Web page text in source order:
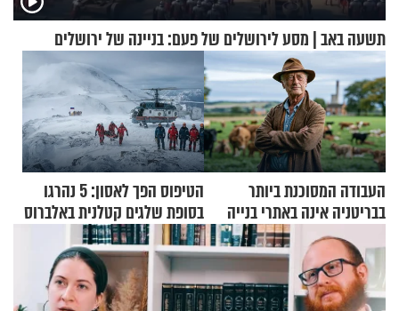
תשעה באב | מסע לירושלים של פעם: בניינה של ירושלים
העבודה המסוכנת ביותר
בבריטניה אינה באתרי בנייה
אלא דווקא בשדות
הטיפוס הפך לאסון: 5 נהרגו
בסופת שלגים קטלנית באלברוס